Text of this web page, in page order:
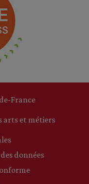
France
arts et métiers
données